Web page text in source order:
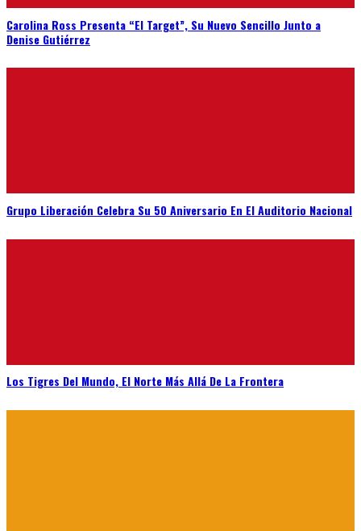
Carolina Ross Presenta “El Target”, Su Nuevo Sencillo Junto a
Denise Gutiérrez
Grupo Liberación Celebra Su 50 Aniversario En El Auditorio Nacional
Los Tigres Del Mundo, El Norte Más Allá De La Frontera